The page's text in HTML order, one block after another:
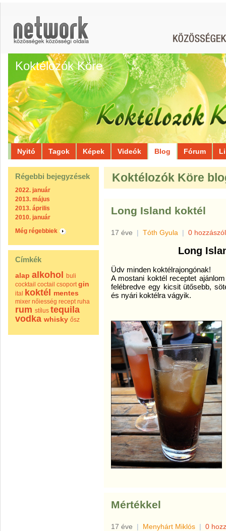
Koktélozók Köre
Nyitó Tagok Képek Videók Blog Fórum
Régebbi bejegyzések
2022. január
2013. május
2013. április
2010. január
Még régebbiek
Címkék
alap alkohol
buli
cocktail coctail csoport gin
ital koktél mentes
mixer nőiesség recept ruha
rum stílus tequila
vodka whisky ősz
Koktélozók Köre
Long Island koktél
17 éve | Tóth Gyula | 0
Long
Üdv minden koktélrajongónak!
A mostani koktél receptet
felébredve egy kicsit ütősebb,
és nyári koktélra vágyik.
Mértékkel
17 éve | Menyhárt Miklós | 0